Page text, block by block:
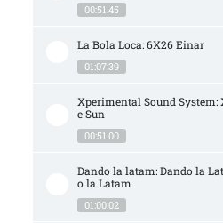
00:51:45
La Bola Loca: 6X26 Einar
01:07:39
Xperimental Sound System:
e Sun
00:51:00
Dando la latam: Dando la
o la Latam
01:00:02